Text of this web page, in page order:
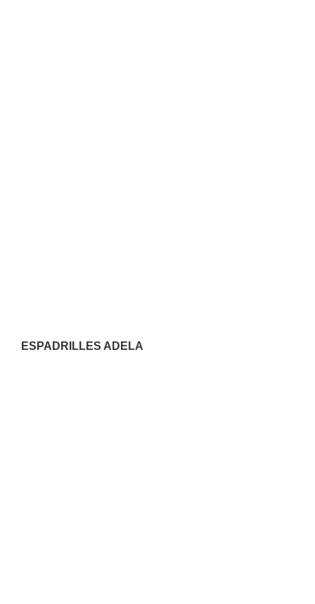
ESPADRILLES ADELA